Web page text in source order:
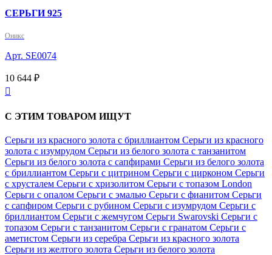
СЕРЬГИ 925
Оникс
Арт. SE0074
10 644 ₽

С ЭТИМ ТОВАРОМ ИЩУТ
Серьги из красного золота с бриллиантом Серьги из красного
золота с изумрудом Серьги из белого золота с танзанитом
Серьги из белого золота с сапфирами Серьги из белого золота
с бриллиантом Серьги с цитрином Серьги с цирконом Серьги
с хрусталем Серьги с хризолитом Серьги с топазом London
Серьги с опалом Серьги с эмалью Серьги с фианитом Серьги
с сапфиром Серьги с рубином Серьги с изумрудом Серьги с
бриллиантом Серьги с жемчугом Серьги Swarovski Серьги с
топазом Серьги с танзанитом Серьги с гранатом Серьги с
аметистом Серьги из серебра Серьги из красного золота
Серьги из желтого золота Серьги из белого золота